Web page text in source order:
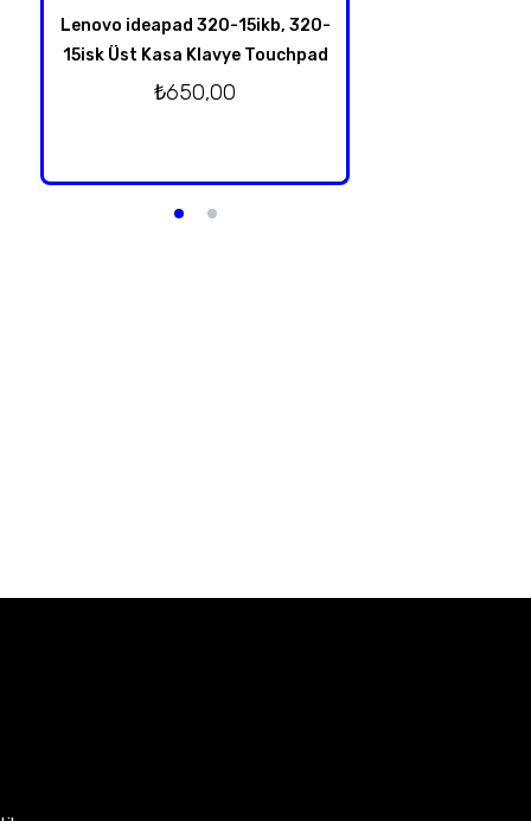
Lenovo ideapad 320-15ikb, 320-
15isk Üst Kasa Klavye Touchpad
₺650,00